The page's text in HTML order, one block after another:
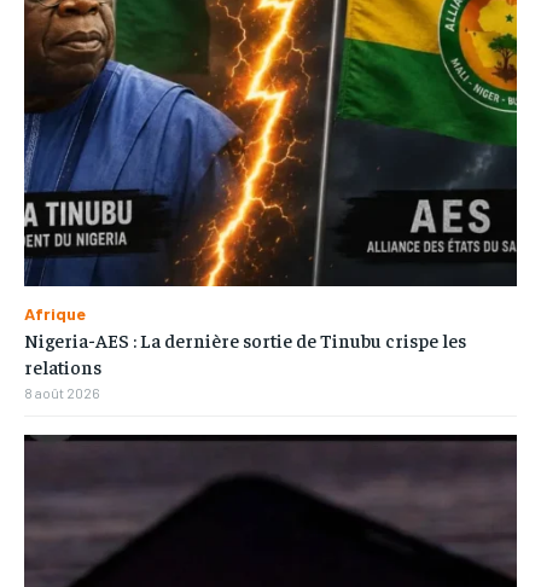
Afrique
Nigeria-AES : La dernière sortie de Tinubu crispe les
relations
8 août 2026